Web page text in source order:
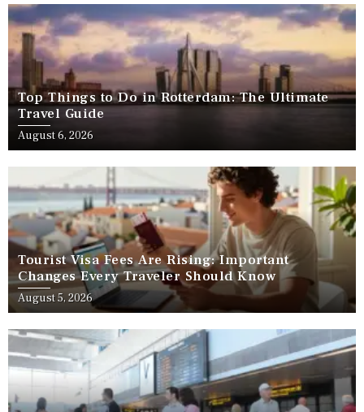
Top Things to Do in Rotterdam: The Ultimate
Travel Guide
August 6, 2026
Tourist Visa Fees Are Rising: Important
Changes Every Traveler Should Know
August 5, 2026